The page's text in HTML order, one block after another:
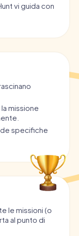
vi guida con
missione
specifiche
le missioni (o
al punto di